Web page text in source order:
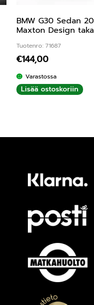
BMW G30 Sedan
Maxton Design
Tuotenro: 71687
€144,00
Varastossa
Lisää ostoskoriin